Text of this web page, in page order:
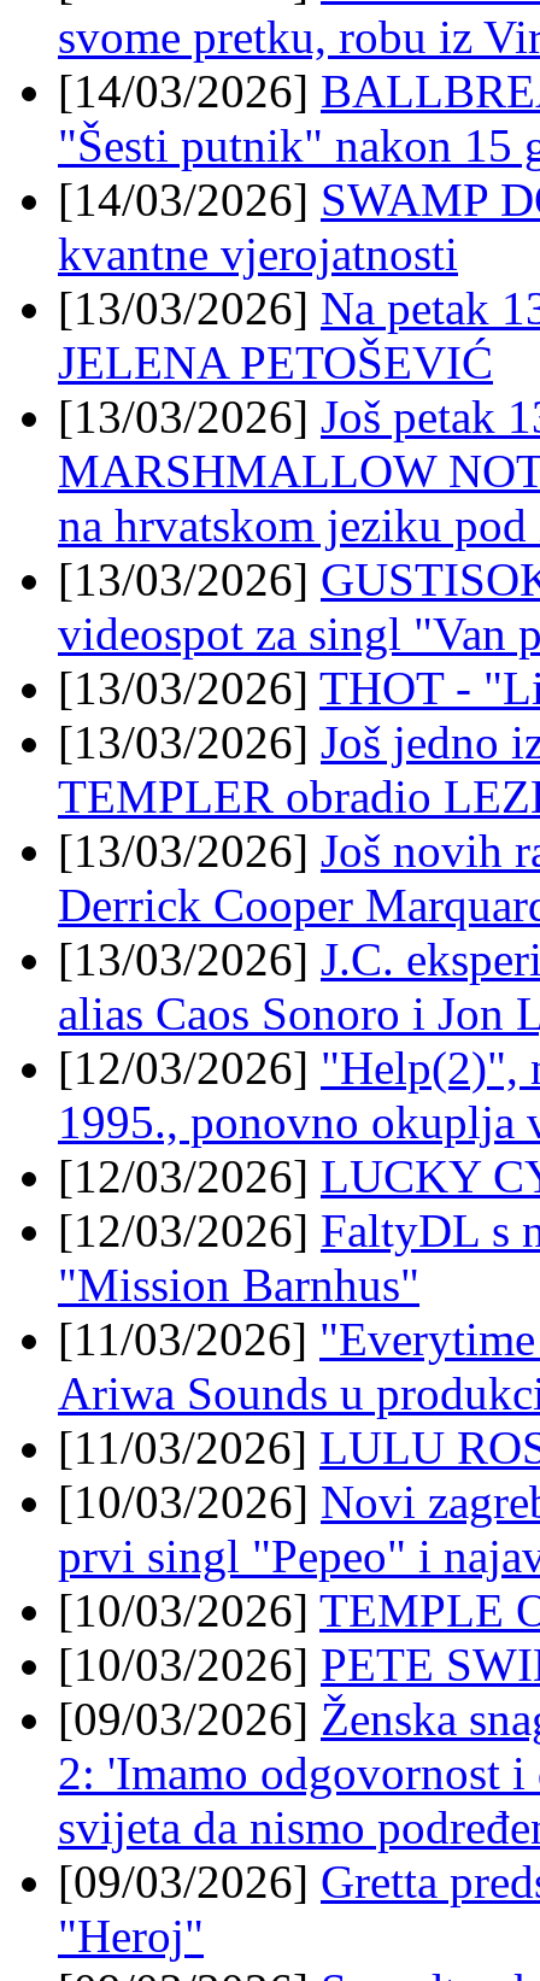
svome pretku, robu iz
[14/03/2026]
"Šesti putnik" nakon 15
[14/03/2026] SWAMP
kvantne vjerojatnosti
[13/03/2026] Na petak
JELENA PETOŠEVIĆ
[13/03/2026] Još petak
MARSHMALLOW
na hrvatskom jeziku
[13/03/2026]
videospot za singl "Van
[13/03/2026] THOT -
[13/03/2026] Još jedno
TEMPLER obradio
[13/03/2026] Još novih
Derrick Cooper
[13/03/2026] J.C.
alias Caos Sonoro i Jon
[12/03/2026] "Help(2)",
1995., ponovno okuplja
[12/03/2026] LUCKY
[12/03/2026] FaltyDL s
"Mission Barnhus"
[11/03/2026]
Ariwa Sounds u
[11/03/2026] LULU
[10/03/2026] Novi
prvi singl "Pepeo" i
[10/03/2026] TEMPLE
[10/03/2026] PETE
[09/03/2026] Ženska
2: 'Imamo odgovornost i
svijeta da nismo
[09/03/2026] Gretta
"Heroj"